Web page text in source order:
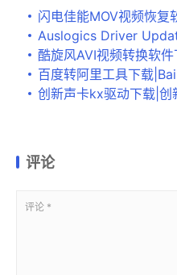
闪电佳能MOV视频恢复软件下载|闪
Auslogics Driver Updater中文版下载
酷旋风AVI视频转换软件下载|酷旋风
百度转阿里工具下载
创新声卡kx驱动下载|创新声
评论